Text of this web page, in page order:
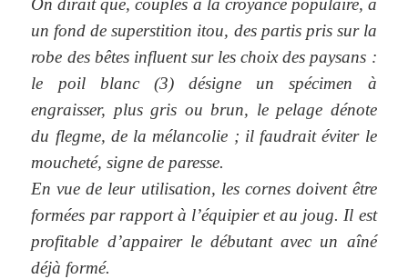
On dirait que, couplés à la croyance populaire, à
un fond de superstition itou, des partis pris sur la
robe des bêtes influent sur les choix des paysans :
le poil blanc (3) désigne un spécimen à
engraisser, plus gris ou brun, le pelage dénote
du flegme, de la mélancolie ; il faudrait éviter le
moucheté, signe de paresse.
En vue de leur utilisation, les cornes doivent être
formées par rapport à l’équipier et au joug. Il est
profitable d’appairer le débutant avec un aîné
déjà formé.